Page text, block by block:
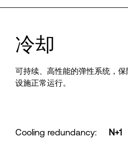
冷却
可持续、高性能的弹性系统，保
设施正常运行。
Cooling redundancy: N+1